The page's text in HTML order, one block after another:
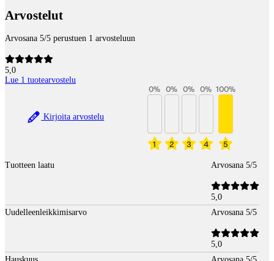
Arvostelut
Arvosana 5/5 perustuen 1 arvosteluun
5,0
Lue 1 tuotearvostelu
Kirjoita arvostelu
1
0%
2
0%
3
0%
4
0%
5
100%
Tuotteen laatu Arvosana 5/5
5,0
Uudelleenleikkimisarvo
Arvosana 5/5
5,0